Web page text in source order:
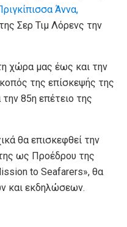
Άννα,
Σερ Τιμ Λόρενς την
χώρα μας έως και την
της επίσκεψής της
την 85η επέτειο της
θα επισκεφθεί την
ως Προέδρου της
to Seafarers», θα
και εκδηλώσεων.